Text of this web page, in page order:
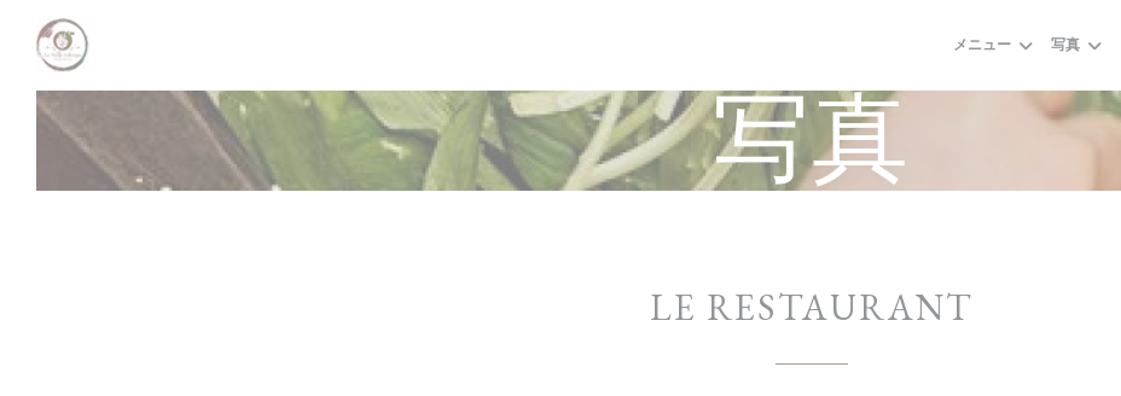
クッキー利用の管理について
メニュー 写真
写真
LE RESTAURANT